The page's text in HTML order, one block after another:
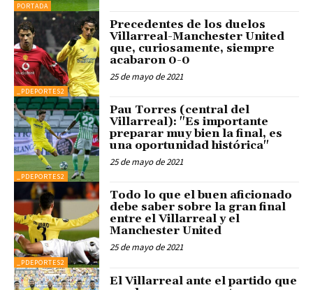
PORTADA
_PDEPORTES2
Precedentes de los duelos
Villarreal-Manchester United
que, curiosamente, siempre
acabaron 0-0
25 de mayo de 2021
_PDEPORTES2
Pau Torres (central del
Villarreal): "Es importante
preparar muy bien la final, es
una oportunidad histórica"
25 de mayo de 2021
_PDEPORTES2
Todo lo que el buen aficionado
debe saber sobre la gran final
entre el Villarreal y el
Manchester United
25 de mayo de 2021
El Villarreal ante el partido que